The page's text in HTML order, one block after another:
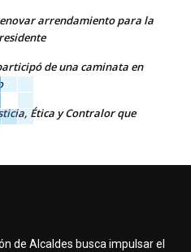
arrendamiento para la
de una caminata en
Ética y Contralor que
de Alcaldes busca impulsar el